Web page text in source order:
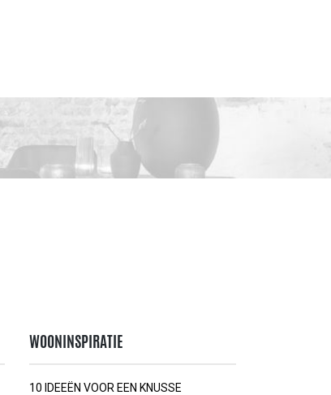
WOONINSPIRATIE
10 IDEEËN VOOR EEN KNUSSE